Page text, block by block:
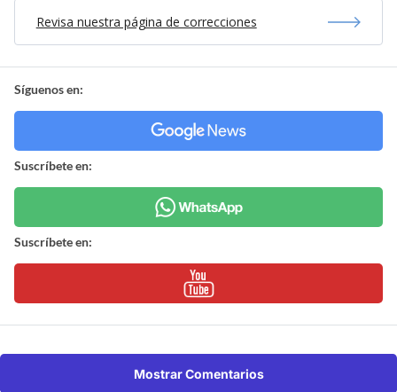
Revisa nuestra página de correcciones
Síguenos en:
Suscríbete en:
Suscríbete en:
Mostrar Comentarios